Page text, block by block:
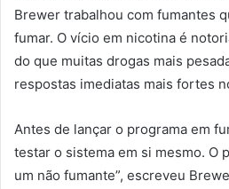
Brewer trabalhou com fumantes
fumar. O vício em nicotina é
do que muitas drogas mais
respostas imediatas mais fortes
Antes de lançar o programa em
testar o sistema em si mesmo. O
um não fumante”, escreveu